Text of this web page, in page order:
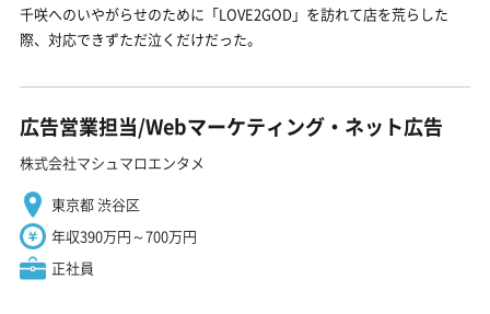
千咲へのいやがらせのために「LOVE2GOD」を訪れて店を荒らした
際、対応できずただ泣くだけだった。
広告営業担当/Webマーケティング・ネット広告
株式会社マシュマロエンタメ
東京都 渋谷区
年収390万円～700万円
正社員